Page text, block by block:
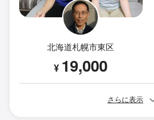
北海道札幌市東区
¥ 19,000
さらに表示